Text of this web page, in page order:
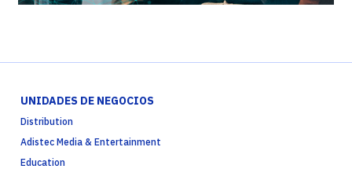
UNIDADES DE NEGOCIOS
Distribution
Adistec Media & Entertainment
Education